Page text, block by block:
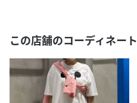
この店舗のコーディネート